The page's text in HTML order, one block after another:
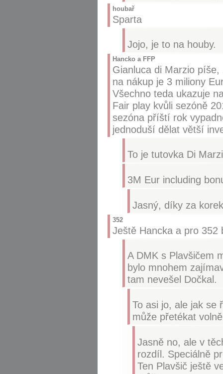
houbař
Sparta
Jojo, je to na houby.
Hancko a FFP
Gianluca di Marzio
na nákup je 3 miliony
Všechno teda ukazuje
Fair play kvůli sezóně
sezóna příští rok
jednoduší dělat větší
To je tutovka Di
3M Eur including
Jasný, díky za
352
Ještě Hancka a pro 352
A DMK s Plavšičem
bylo mnohem
tam nevešel Dočkal.
To asi jo, ale jak se
může přetékat
Jasně no, ale v
rozdíl. Speciálně
Ten Plavšič ještě